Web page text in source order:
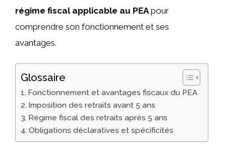
régime fiscal applicable au PEA pour
comprendre son fonctionnement et ses
avantages.
Glossaire
Fonctionnement et avantages fiscaux du PEA
Imposition des retraits avant 5 ans
Régime fiscal des retraits après 5 ans
Obligations déclaratives et spécificités